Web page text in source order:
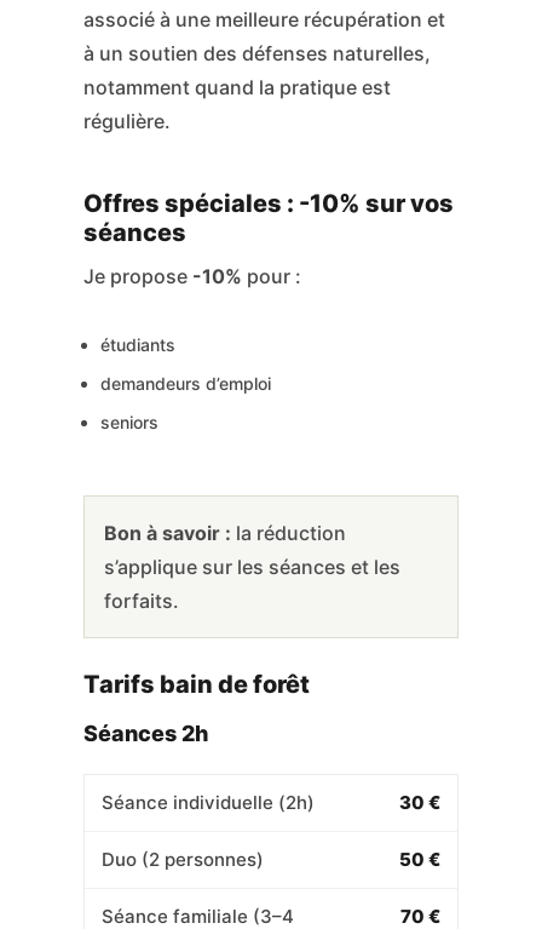
associé à une meilleure récupération et
à un soutien des défenses naturelles,
notamment quand la pratique est
régulière.
Offres spéciales : -10% sur vos
séances
Je propose -10% pour :
étudiants
demandeurs d’emploi
seniors
Bon à savoir : la réduction
s’applique sur les séances et les
forfaits.
Tarifs bain de forêt
Séances 2h
Séance individuelle (2h) 30 €
Duo (2 personnes) 50 €
Séance familiale (3–4
70 €